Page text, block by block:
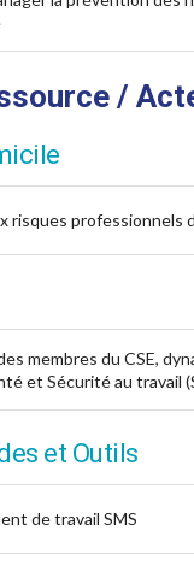
/
risques professionnels
membres du CSE,
et Sécurité au travail
et Outils
de travail SMS